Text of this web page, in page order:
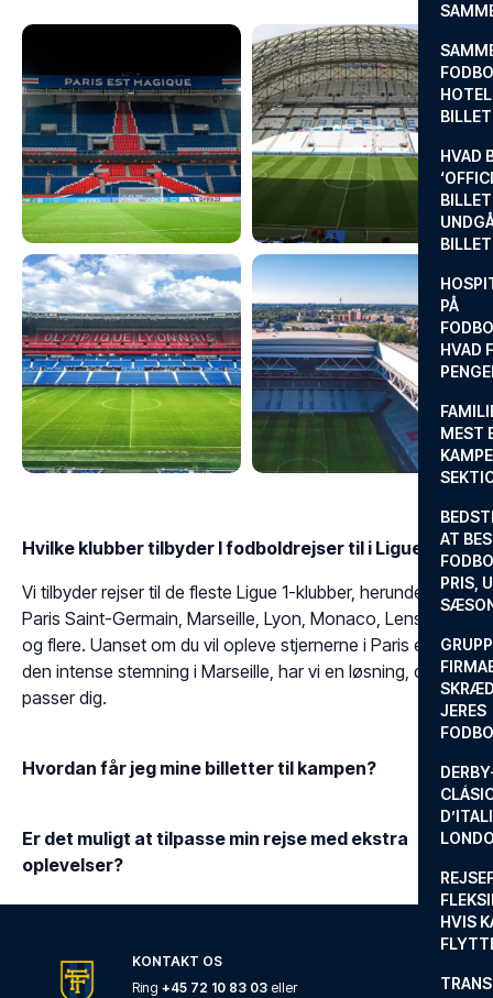
HVAD
PÅ
HVAD
MEST
AT
PRIS,
JERES
HVIS
Hvilke klubber tilbyder I fodboldrejser til i Ligue 1?
Vi tilbyder rejser til de fleste Ligue 1-klubber, herunder
Paris Saint-Germain, Marseille, Lyon, Monaco, Lens, Lille
og flere. Uanset om du vil opleve stjernerne i Paris eller
den intense stemning i Marseille, har vi en løsning, der
passer dig.
Hvordan får jeg mine billetter til kampen?
Er det muligt at tilpasse min rejse med ekstra
oplevelser?
KONTAKT OS
Ring +45 72 10 83 03 eller